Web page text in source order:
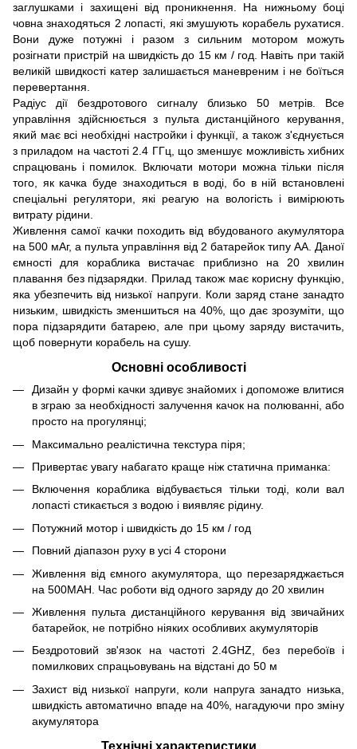
заглушками і захищені від проникнення. На нижньому боці
човна знаходяться 2 лопасті, які змушують корабель рухатися.
Вони дуже потужні і разом з сильним мотором можуть
розігнати пристрій на швидкість до 15 км / год. Навіть при такій
великій швидкості катер залишається маневреним і не боїться
перевертання.
Радіус дії бездротового сигналу близько 50 метрів. Все
управління здійснюється з пульта дистанційного керування,
який має всі необхідні настройки і функції, а також з'єднується
з приладом на частоті 2.4 ГГц, що зменшує можливість хибних
спрацювань і помилок. Включати мотори можна тільки після
того, як качка буде знаходиться в воді, бо в ній встановлені
спеціальні регулятори, які реагую на вологість і вимірюють
витрату рідини.
Живлення самої качки походить від вбудованого акумулятора
на 500 мАг, а пульта управління від 2 батарейок типу АА. Даної
ємності для кораблика вистачає приблизно на 20 хвилин
плавання без підзарядки. Прилад також має корисну функцію,
яка убезпечить від низької напруги. Коли заряд стане занадто
низьким, швидкість зменшиться на 40%, що дає зрозуміти, що
пора підзарядити батарею, але при цьому заряду вистачить,
щоб повернути корабель на сушу.
Основні особливості
Дизайн у формі качки здивує знайомих і допоможе влитися
в зграю за необхідності залучення качок на полюванні, або
просто на прогулянці;
Максимально реалістична текстура піря;
Привертає увагу набагато краще ніж статична приманка:
Включення кораблика відбувається тільки тоді, коли вал
лопасті стикається з водою і виявляє рідину.
Потужний мотор і швидкість до 15 км / год
Повний діапазон руху в усі 4 сторони
Живлення від ємного акумулятора, що перезаряджається
на 500MAH. Час роботи від одного заряду до 20 хвилин
Живлення пульта дистанційного керування від звичайних
батарейок, не потрібно ніяких особливих акумуляторів
Бездротовий зв'язок на частоті 2.4GHZ, без перебоїв і
помилкових спрацьовувань на відстані до 50 м
Захист від низької напруги, коли напруга занадто низька,
швидкість автоматично впаде на 40%, нагадуючи про зміну
акумулятора
Технічні характеристики